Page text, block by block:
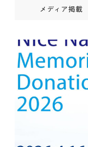
メディア掲載